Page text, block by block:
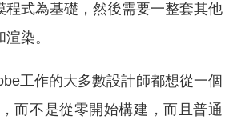
程式為基礎，然後需要一整套其他
渲染。
工作的大多數設計師都想從一個
而不是從零開始構建，而且普通